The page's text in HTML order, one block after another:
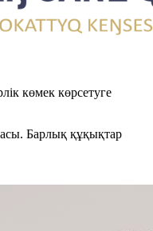
көмек көрсетуге
Барлық құқықтар